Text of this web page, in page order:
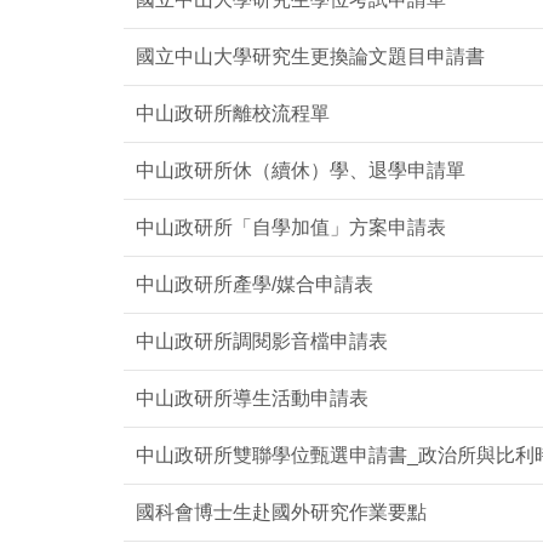
國立中山大學研究生更換論文題目申請書
中山政研所離校流程單
中山政研所休（續休）學、退學申請單
中山政研所「自學加值」方案申請表
中山政研所產學/媒合申請表
中山政研所調閱影音檔申請表
中山政研所導生活動申請表
中山政研所雙聯學位甄選申請書_政治所與比利
國科會博士生赴國外研究作業要點